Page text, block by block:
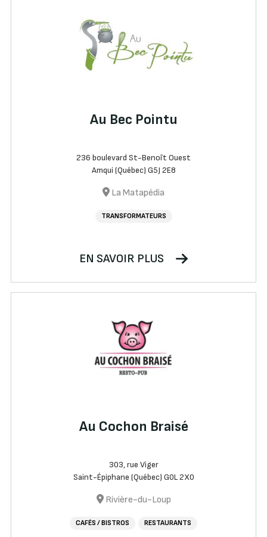
Au Bec Pointu
236 boulevard St-Benoît Ouest
Amqui (Québec) G5J 2E8
La Matapédia
TRANSFORMATEURS
EN SAVOIR PLUS
Au Cochon Braisé
303, rue Viger
Saint-Épiphane (Québec) G0L 2X0
Rivière-du-Loup
CAFÉS / BISTROS RESTAURANTS